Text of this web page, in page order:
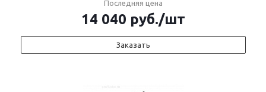
Последняя цена
14 040 руб./шт
Заказать